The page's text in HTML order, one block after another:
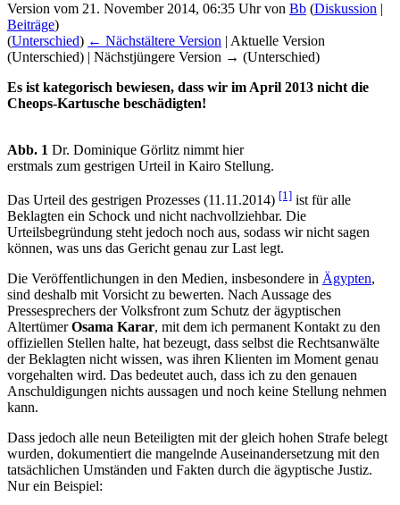
Version vom 21. November 2014, 06:35 Uhr von Bb (Diskussion |
Beiträge)
(Unterschied) ← Nächstältere Version | Aktuelle Version
(Unterschied) | Nächstjüngere Version → (Unterschied)
Es ist kategorisch bewiesen, dass wir im April 2013 nicht die
Cheops-Kartusche beschädigten!
Abb. 1 Dr. Dominique Görlitz nimmt hier
erstmals zum gestrigen Urteil in Kairo Stellung.
Das Urteil des gestrigen Prozesses (11.11.2014) [1] ist für alle
Beklagten ein Schock und nicht nachvollziehbar. Die
Urteilsbegründung steht jedoch noch aus, sodass wir nicht sagen
können, was uns das Gericht genau zur Last legt.
Die Veröffentlichungen in den Medien, insbesondere in Ägypten,
sind deshalb mit Vorsicht zu bewerten. Nach Aussage des
Pressesprechers der Volksfront zum Schutz der ägyptischen
AltertümerOsama Karar, mit dem ich permanent Kontakt zu den
offiziellen Stellen halte, hat bezeugt, dass selbst die Rechtsanwälte
der Beklagten nicht wissen, was ihren Klienten im Moment genau
vorgehalten wird. Das bedeutet auch, dass ich zu den genauen
Anschuldigungen nichts aussagen und noch keine Stellung nehmen
kann.
Dass jedoch alle neun Beteiligten mit der gleich hohen Strafe belegt
wurden, dokumentiert die mangelnde Auseinandersetzung mit den
tatsächlichen Umständen und Fakten durch die ägyptische Justiz.
Nur ein Beispiel: